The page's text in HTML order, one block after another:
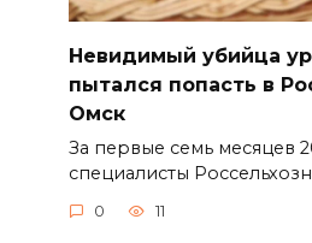
Невидимый убийца
пытался попасть в
Омск
За первые семь месяцев
специалисты
0 11